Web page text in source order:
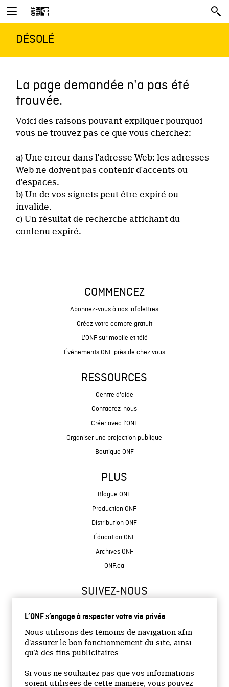
L’ONF s’engage à respecter votre vie privée
Nous utilisons des témoins de navigation afin
d’assurer le bon fonctionnement du site, ainsi
qu’à des fins publicitaires.
Si vous ne souhaitez pas que vos informations
soient utilisées de cette manière, vous pouvez
DÉSOLÉ
La page demandée n'a pas été
trouvée.
Voici des raisons pouvant expliquer pourquoi
vous ne trouvez pas ce que vous cherchez:
a) Une erreur dans l'adresse Web: les adresses
Web ne doivent pas contenir d'accents ou
d'espaces.
b) Un de vos signets peut-être expiré ou
invalide.
c) Un résultat de recherche affichant du
contenu expiré.
COMMENCEZ
Abonnez-vous à nos infolettres
Créez votre compte gratuit
L'ONF sur mobile et télé
Événements ONF près de chez vous
RESSOURCES
Centre d'aide
Contactez-nous
Créer avec l’ONF
Organiser une projection publique
Boutique ONF
PLUS
Blogue ONF
Production ONF
Distribution ONF
Éducation ONF
Archives ONF
ONF.ca
SUIVEZ-NOUS
Site institutionnel